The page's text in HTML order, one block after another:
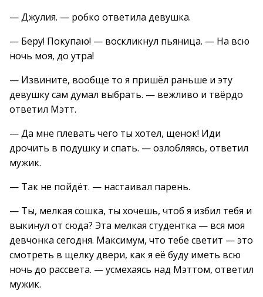
— Джулия. — робко ответила девушка.
— Беру! Покупаю! — воскликнул пьяница. — На всю
ночь моя, до утра!
— Извините, вообще то я пришёл раньше и эту
девушку сам думал выбрать. — вежливо и твёрдо
ответил Мэтт.
— Да мне плевать чего ты хотел, щенок! Иди
дрочить в подушку и спать. — озлобляясь, ответил
мужик.
— Так не пойдёт. — настаивал парень.
— Ты, мелкая сошка, ты хочешь, чтоб я избил тебя и
выкинул от сюда? Эта мелкая студентка — вся моя
девчонка сегодня. Максимум, что тебе светит — это
смотреть в щелку двери, как я её буду иметь всю
ночь до рассвета. — усмехаясь над Мэттом, ответил
мужик.